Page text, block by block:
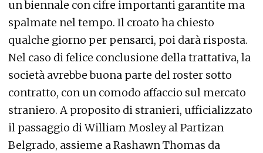
un biennale con cifre importanti garantite ma
spalmate nel tempo. Il croato ha chiesto
qualche giorno per pensarci, poi darà risposta.
Nel caso di felice conclusione della trattativa, la
società avrebbe buona parte del roster sotto
contratto, con un comodo affaccio sul mercato
straniero. A proposito di stranieri, ufficializzato
il passaggio di William Mosley al Partizan
Belgrado, assieme a Rashawn Thomas da